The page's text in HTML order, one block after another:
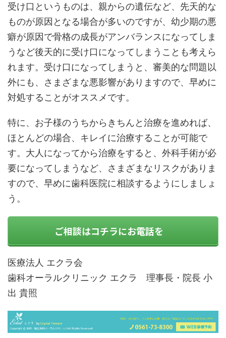
受け口というものは、親からの遺伝など、先天的な
ものが原因となる場合が多いのですが、幼少期の悪
癖が原因で骨格の成長がアンバランスになってしま
うなど後天的に受け口になってしまうことも考えら
れます。受け口になってしまうと、審美的な問題以
外にも、さまざまな悪影響がありますので、早めに
対処することがオススメです。
特に、お子様のうちからきちんと治療を進めれば、
ほとんどの場合、キレイに治療することが可能で
す。大人になってから治療をすると、外科手術が必
要になってしまうなど、さまざまなリスクがありま
すので、早めに歯科医院に相談するようにしましょ
う。
ご相談はコチラにお電話を
医療法人 エクラ会
歯科オーラルクリニック エクラ 理事長・院長 小
出 貴照